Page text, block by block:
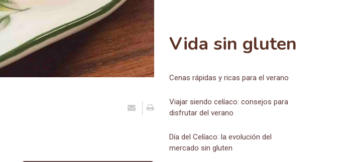
Vida sin gluten
Cenas rápidas y ricas para el verano
Viajar siendo celíaco: consejos para
disfrutar del verano
Día del Celíaco: la evolución del
mercado sin gluten